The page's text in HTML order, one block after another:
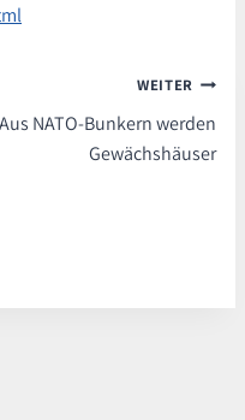
WEITER
Aus NATO-Bunkern werden
Gewächshäuser